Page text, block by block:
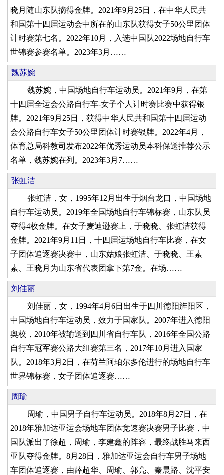
晓月随山东队摘得金牌。2021年9月25日，在中华人民共
和国第十四届运动会中所在的山东队获得女子50公里团体
计时赛第七名。2022年10月，入选中国队2022场地自行车
世锦赛参赛名单。2023年3月……
魏苏婉
魏苏婉，中国场地自行车运动员。2021年9月，在第
十四届全运会公路自行车-女子个人计时赛比赛中获得银
牌。2021年9月25日，获得中华人民共和国第十四届运动
会公路自行车女子50公里团体计时赛银牌。2022年4月，
体育总局科教司发布2022年优秀运动员本科保送推荐公示
名单，魏苏婉在列。2023年3月7……
张虹洁
张虹洁，女，1995年12月出生于烟台龙口，中国场地
自行车运动员。2019年全国场地自行车锦标赛，山东队员
夺得4枚金牌。在女子麦迪逊赛上，于晓晓、张虹洁获得
金牌。2021年9月11日，十四届运场地自行车比赛，在女
子团体追逐赛决赛中，山东姑娘张虹洁、于晓晓、王素
素、王晓月为山东省代表团拿下第7金。在场……
刘佳丽
刘佳丽，女，1994年4月6日出生于四川德阳旌阳区，
中国场地自行车运动员，效力于国家队。2007年进入德阳
奥校，2010年被输送到四川省自行车队，2016年全国公路
自行车冠军赛公路大组赛第三名，2017年10月进入国家
队。2018年3月2日，在荷兰阿珀尔多伦进行的场地自行车
世界锦标赛，女子团体追逐赛……
周瑜
周瑜，中国男子自行车运动员。2018年8月27日，在
2018年雅加达亚运会场地车团体竞速赛决赛男子比赛，中
国队派出了徐超，周瑜，李建鑫的阵容，最终战胜马来西
亚队夺得金牌。8月28日，雅加达亚运会自行车男子场地
车团体追逐赛，由薛超华、周瑜、郭亮、秦晨路、沈平安